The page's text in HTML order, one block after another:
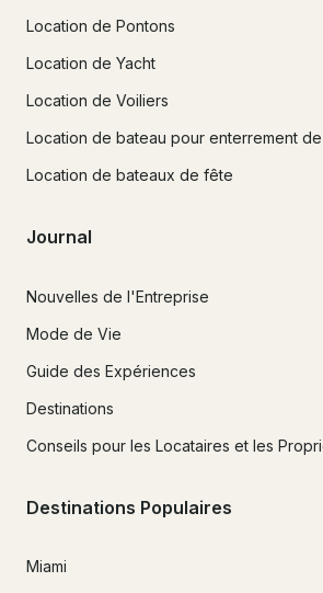
Location de Pontons
Location de Yacht
Location de Voiliers
Location de bateau pour enterrement
Location de bateaux de fête
Journal
Nouvelles de l'Entreprise
Mode de Vie
Guide des Expériences
Destinations
Conseils pour les Locataires et les
Destinations Populaires
Miami